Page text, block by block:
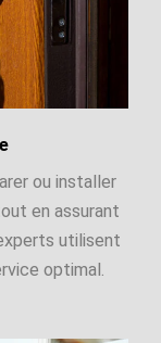
ou installer
en assurant
utilisent
optimal.